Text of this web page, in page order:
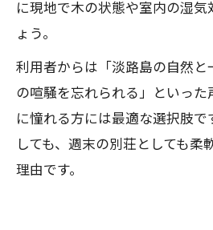
に現地で木の状態や室内の湿気
ょう。
利用者からは「淡路島の自然と
の喧騒を忘れられる」といった
に憧れる方には最適な選択肢で
しても、週末の別荘としても柔
理由です。